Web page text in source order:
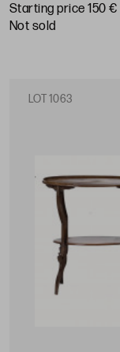
Starting price 150 €
not sold
LOT 1063